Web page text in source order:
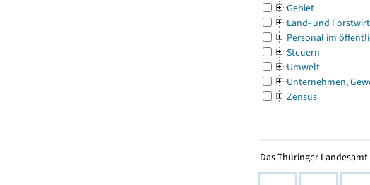
Gebiet
Land- und
Personal im
Steuern
Umwelt
Unternehmen,
Zensus
Das Thüringer